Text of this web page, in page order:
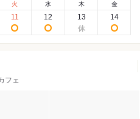
火
11
水
12
木
13
金
14
フェ